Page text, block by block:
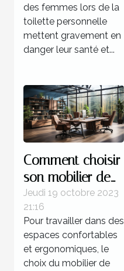
des femmes lors de la
toilette personnelle
mettent gravement en
danger leur santé et...
Comment choisir
son mobilier de
bureau ?
Jeudi 19 octobre 2023
21:16
Pour travailler dans des
espaces confortables
et ergonomiques, le
choix du mobilier de